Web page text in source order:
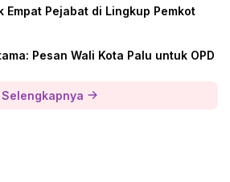
Empat Pejabat di Lingkup Pemkot
Pesan Wali Kota Palu untuk OPD
Selengkapnya